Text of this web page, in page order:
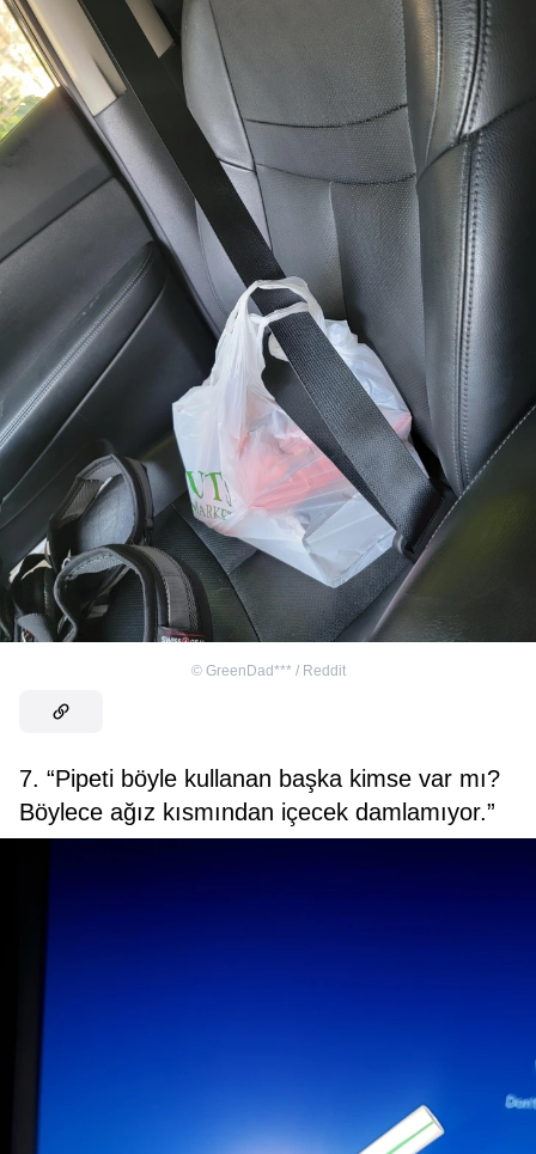
© GreenDad*** / Reddit
7. “Pipeti böyle kullanan başka kimse var mı?
Böylece ağız kısmından içecek damlamıyor.”